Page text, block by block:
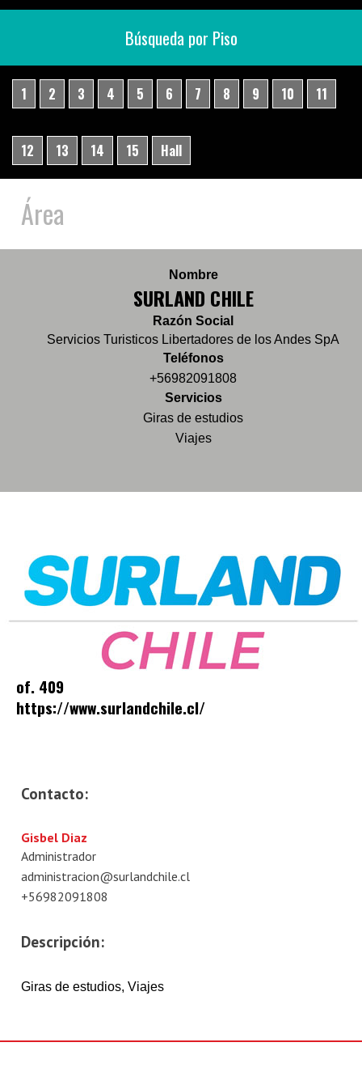
Búsqueda por Piso
1 2 3 4 5 6 7 8 9 10 11
12 13 14 15 Hall
Área
Nombre
SURLAND CHILE
Razón Social
Servicios Turisticos Libertadores de los Andes SpA
Teléfonos
+56982091808
Servicios
Giras de estudios
Viajes
of. 409
https://www.surlandchile.cl/
Contacto:
Gisbel Diaz
Administrador
administracion@surlandchile.cl
+56982091808
Descripción:
Giras de estudios, Viajes